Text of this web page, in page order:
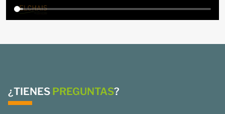
¿TIENES PREGUNTAS?